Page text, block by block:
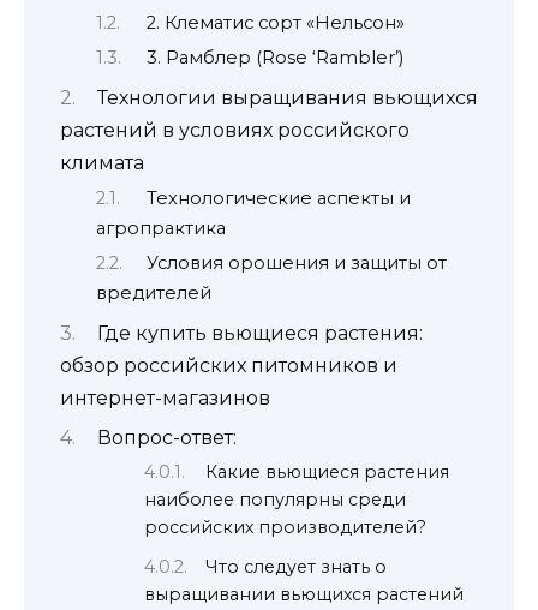
2. Клематис сорт «Нельсон»
3. Рамблер (Rose ‘Rambler’)
Технологии выращивания вьющихся
растений в условиях российского
климата
Технологические аспекты и
агропрактика
Условия орошения и защиты от
вредителей
Где купить вьющиеся растения:
обзор российских питомников и
интернет-магазинов
Вопрос-ответ:
Какие вьющиеся растения
наиболее популярны среди
российских производителей?
Что следует знать о
выращивании вьющихся растений